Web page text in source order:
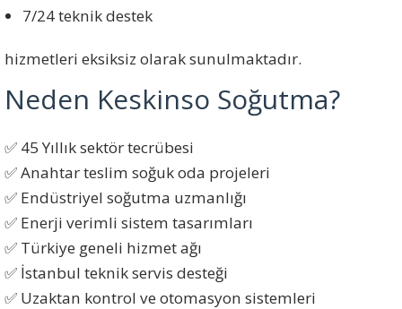
7/24 teknik destek
hizmetleri eksiksiz olarak sunulmaktadır.
Neden Keskinso Soğutma?
✅ 45 Yıllık sektör tecrübesi
✅ Anahtar teslim soğuk oda projeleri
✅ Endüstriyel soğutma uzmanlığı
✅ Enerji verimli sistem tasarımları
✅ Türkiye geneli hizmet ağı
✅ İstanbul teknik servis desteği
✅ Uzaktan kontrol ve otomasyon sistemleri